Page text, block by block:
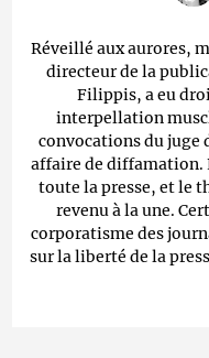
Réveillé aux aurores,
directeur de la
Filippis, a eu
interpellation
convocations du juge
affaire de diffamation.
toute la presse, et le
revenu à la une.
corporatisme des
sur la liberté de la